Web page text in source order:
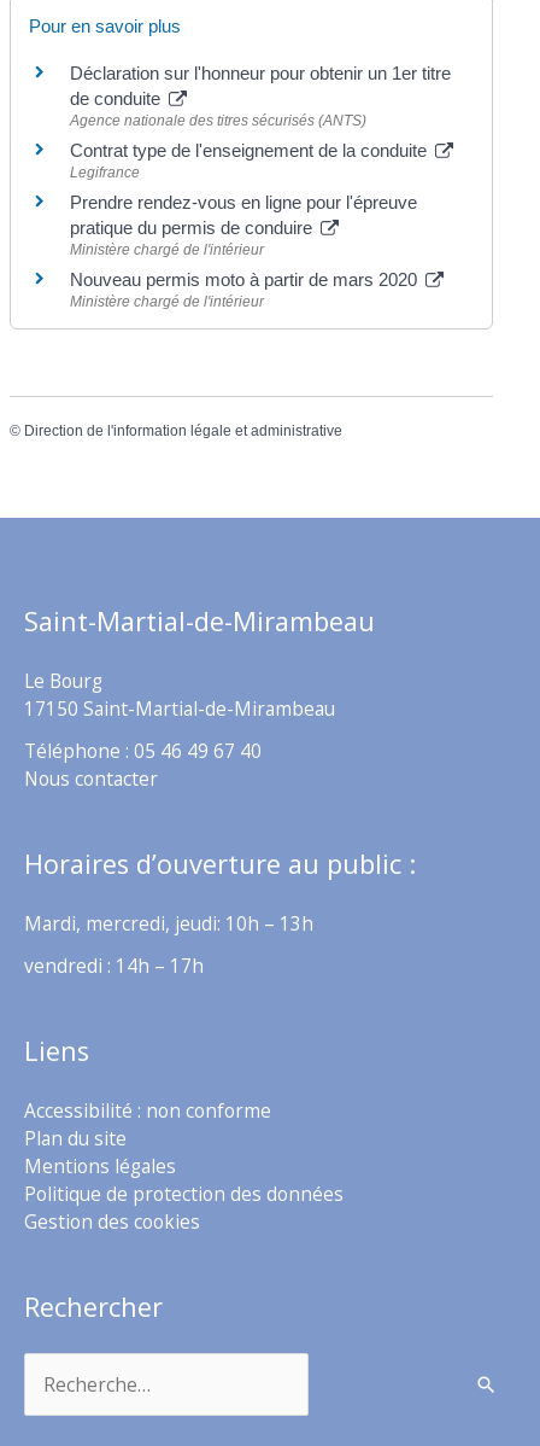
Pour en savoir plus
Déclaration sur l'honneur pour obtenir un 1er titre
de conduite
Agence nationale des titres sécurisés (ANTS)
Contrat type de l'enseignement de la conduite
Legifrance
Prendre rendez-vous en ligne pour l'épreuve
pratique du permis de conduire
Ministère chargé de l'intérieur
Nouveau permis moto à partir de mars 2020
Ministère chargé de l'intérieur
© Direction de l'information légale et administrative
Saint-Martial-de-Mirambeau
Le Bourg
17150 Saint-Martial-de-Mirambeau
Téléphone : 05 46 49 67 40
Nous contacter
Horaires d’ouverture au public :
Mardi, mercredi, jeudi: 10h – 13h
vendredi : 14h – 17h
Liens
Accessibilité : non conforme
Plan du site
Mentions légales
Politique de protection des données
Gestion des cookies
Rechercher